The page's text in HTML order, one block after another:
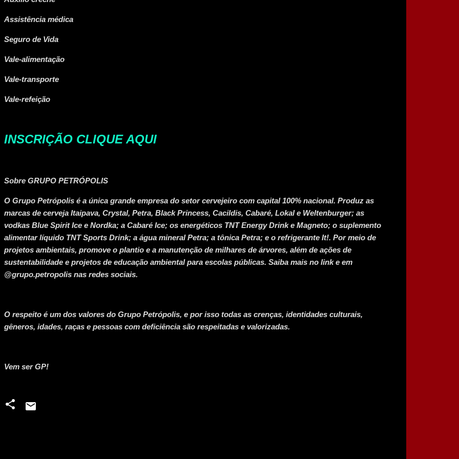
Assistência médica
Seguro de Vida
Vale-alimentação
Vale-transporte
Vale-refeição
INSCRIÇÃO CLIQUE AQUI
Sobre GRUPO PETRÓPOLIS
O Grupo Petrópolis é a única grande empresa do setor cervejeiro com capital 100% nacional. Produz as
marcas de cerveja Itaipava, Crystal, Petra, Black Princess, Cacildis, Cabaré, Lokal e Weltenburger; as
vodkas Blue Spirit Ice e Nordka; a Cabaré Ice; os energéticos TNT Energy Drink e Magneto; o suplemento
alimentar líquido TNT Sports Drink; a água mineral Petra; a tônica Petra; e o refrigerante It!. Por meio de
projetos ambientais, promove o plantio e a manutenção de milhares de árvores, além de ações de
sustentabilidade e projetos de educação ambiental para escolas públicas. Saiba mais no link e em
@grupo.petropolis nas redes sociais.
O respeito é um dos valores do Grupo Petrópolis, e por isso todas as crenças, identidades culturais,
gêneros, idades, raças e pessoas com deficiência são respeitadas e valorizadas.
Vem ser GP!